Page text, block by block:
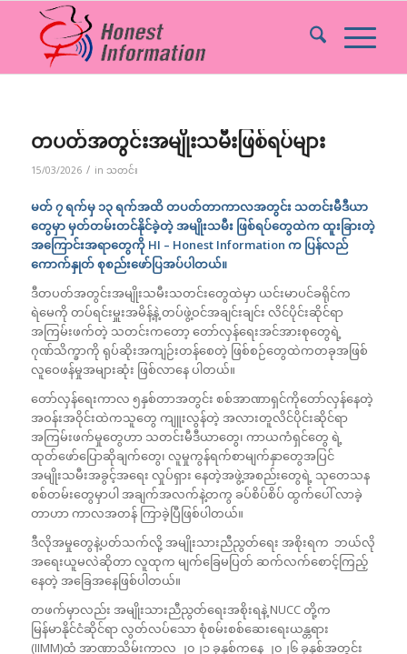
တပတ်အတွင်းအမျိုးသမီးဖြစ်ရပ်များ
15/03/2026 / in သတင်း
မတ် ၇ ရက်မှ ၁၃ ရက်အထိ တပတ်တာကာလအတွင်း သတင်းမီဒီယာ
တွေမှာ မှတ်တမ်းတင်နိုင်ခဲ့တဲ့ အမျိုးသမီး ဖြစ်ရပ်တွေထဲက ထူးခြားတဲ့
အကြောင်းအရာတွေကို HI – Honest Information က ပြန်လည်
ကောက်နှုတ် စုစည်းဖော်ပြအပ်ပါတယ်။
ဒီတပတ်အတွင်းအမျိုးသမီးသတင်းတွေထဲမှာ ယင်းမာပင်ခရိုင်က
ရဲမေကို တပ်ရင်းမှူးအမိန့်နဲ့ တပ်ဖွဲ့ဝင်အချင်းချင်း လိင်ပိုင်းဆိုင်ရာ
အကြမ်းဖက်တဲ့ သတင်းကတော့ တော်လှန်ရေးအင်အားစုတွေရဲ့
ဂုဏ်သိက္ခာကို ရုပ်ဆိုးအကျဉ်းတန်စေတဲ့ ဖြစ်စဉ်တွေထဲကတခုအဖြစ်
လူဝေဖန်မှုအများဆုံး ဖြစ်လာနေ ပါတယ်။
တော်လှန်ရေးကာလ ၅နှစ်တာအတွင်း စစ်အာဏာရှင်ကိုတော်လှန်နေတဲ့
အဝန်းအဝိုင်းထဲကသူတွေ ကျူးလွန်တဲ့ အလားတူလိင်ပိုင်းဆိုင်ရာ
အကြမ်းဖက်မှုတွေဟာ သတင်းမီဒီယာတွေ၊ ကာယကံရှင်တွေ ရဲ့
ထုတ်ဖော်ပြောဆိုချက်တွေ၊ လူမှုကွန်ရက်စာမျက်နှာတွေအပြင်
အမျိုးသမီးအခွင့်အရေး လှုပ်ရှား နေတဲ့အဖွဲ့အစည်းတွေရဲ့ သုတေသန
စစ်တမ်းတွေမှာပါ အချက်အလက်နဲ့တကွ ခပ်စိပ်စိပ် ထွက်ပေါ် လာခဲ့
တာဟာ ကာလအတန် ကြာခဲ့ပြီဖြစ်ပါတယ်။
ဒီလိုအမှုတွေနဲ့ပတ်သက်လို့ အမျိုးသားညီညွတ်ရေး အစိုးရက ဘယ်လို
အရေးယူမလဲဆိုတာ လူထုက မျက်ခြေမပြတ် ဆက်လက်စောင့်ကြည့်
နေတဲ့ အခြေအနေဖြစ်ပါတယ်။
တဖက်မှာလည်း အမျိုးသားညီညွတ်ရေးအစိုးရနဲ့ NUCC တို့က
မြန်မာနိုင်ငံဆိုင်ရာ လွတ်လပ်သော စုံစမ်းစစ်ဆေးရေးယန္တရား
(IIMM)ထံ အာဏာသိမ်းကာလ ၂၀၂၁ ခုနှစ်ကနေ ၂၀၂၆ ခုနှစ်အတွင်း